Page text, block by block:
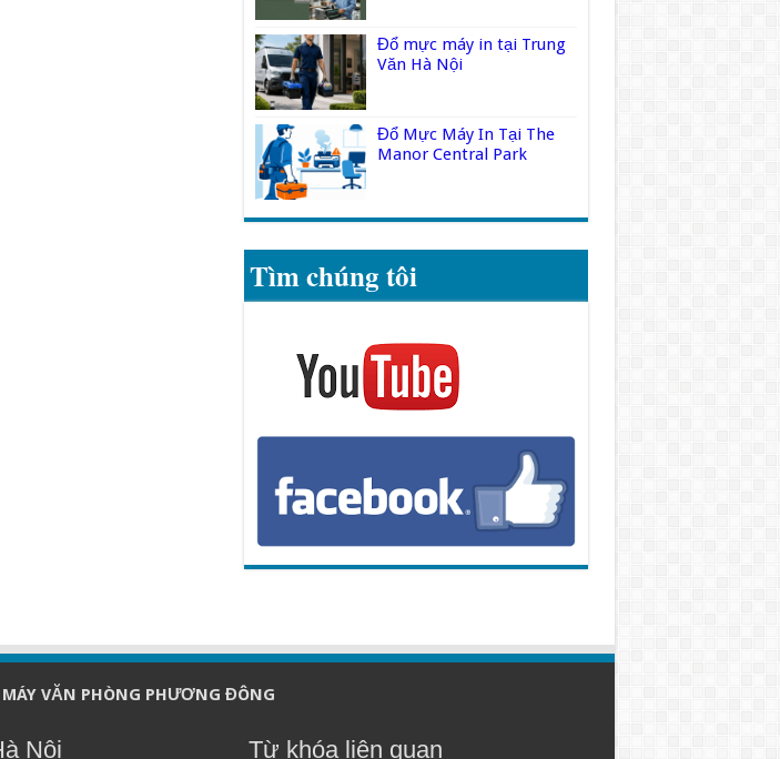
Đổ mực máy in tại Trung
Văn Hà Nội
Đổ Mực Máy In Tại The
Manor Central Park
Tìm chúng tôi
VĂN PHÒNG PHƯƠNG ĐÔNG
Nội Từ khóa liên quan